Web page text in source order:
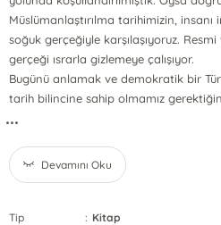
Müslümanlaştırılma tarihimizin,
soğuk gerçeğiyle karşılaşıyoruz.
gerçeği ısrarla gizlemeye çalışıyor.
Bugünü anlamak ve demokratik bir
tarih bilincine sahip olmamız
...
Devamını Oku
Tip : Kitap